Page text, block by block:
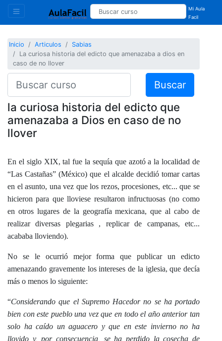
Mi Aula
Facil
Inicio Articulos
Sabias
La curiosa historia del edicto que amenazaba a dios en
caso de no llover
Buscar
la curiosa historia del edicto que
amenazaba a Dios en caso de no
llover
En el siglo XIX, tal fue la sequía que azotó a la localidad de
“Las Castañas” (México) que el alcalde decidió tomar cartas
en el asunto, una vez que los rezos, procesiones, etc... que se
hicieron para que lloviese resultaron infructuosas (no como
en otros lugares de la geografía mexicana, que al cabo de
realizar diversas plegarias , replicar de campanas, etc...
acababa lloviendo).
No se le ocurrió mejor forma que publicar un edicto
amenazando gravemente los intereses de la iglesia, que decía
más o menos lo siguiente:
“Considerando que el Supremo Hacedor no se ha portado
bien con este pueblo una vez que en todo el año anterior tan
solo ha caído un aguacero y que en este invierno no ha
llovido y, por consecuencia, se ha perdido la cosecha de